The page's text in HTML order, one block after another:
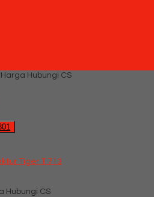
Hubungi CS
Tiger T 713
Hubungi CS